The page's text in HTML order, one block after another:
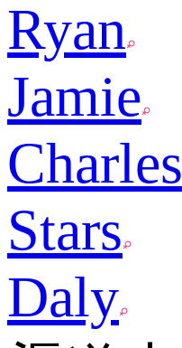
Ryan
Jamie
Charles
Stars
Daly